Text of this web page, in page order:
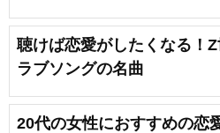
聴けば恋愛がしたくなる！
ラブソングの名曲
20代の女性におすすめの恋